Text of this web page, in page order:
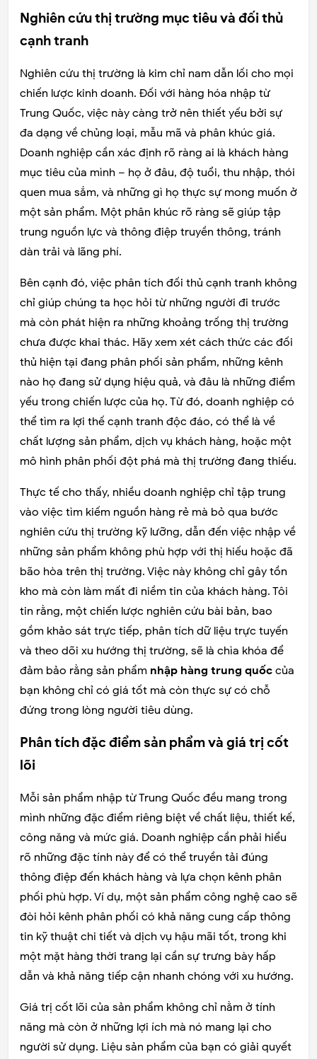
Nghiên cứu thị trường mục tiêu và đối thủ
cạnh tranh
Nghiên cứu thị trường là kim chỉ nam dẫn lối cho mọi
chiến lược kinh doanh. Đối với hàng hóa nhập từ
Trung Quốc, việc này càng trở nên thiết yếu bởi sự
đa dạng về chủng loại, mẫu mã và phân khúc giá.
Doanh nghiệp cần xác định rõ ràng ai là khách hàng
mục tiêu của mình – họ ở đâu, độ tuổi, thu nhập, thói
quen mua sắm, và những gì họ thực sự mong muốn ở
một sản phẩm. Một phân khúc rõ ràng sẽ giúp tập
trung nguồn lực và thông điệp truyền thông, tránh
dàn trải và lãng phí.
Bên cạnh đó, việc phân tích đối thủ cạnh tranh không
chỉ giúp chúng ta học hỏi từ những người đi trước
mà còn phát hiện ra những khoảng trống thị trường
chưa được khai thác. Hãy xem xét cách thức các đối
thủ hiện tại đang phân phối sản phẩm, những kênh
nào họ đang sử dụng hiệu quả, và đâu là những điểm
yếu trong chiến lược của họ. Từ đó, doanh nghiệp có
thể tìm ra lợi thế cạnh tranh độc đáo, có thể là về
chất lượng sản phẩm, dịch vụ khách hàng, hoặc một
mô hình phân phối đột phá mà thị trường đang thiếu.
Thực tế cho thấy, nhiều doanh nghiệp chỉ tập trung
vào việc tìm kiếm nguồn hàng rẻ mà bỏ qua bước
nghiên cứu thị trường kỹ lưỡng, dẫn đến việc nhập về
những sản phẩm không phù hợp với thị hiếu hoặc đã
bão hòa trên thị trường. Việc này không chỉ gây tồn
kho mà còn làm mất đi niềm tin của khách hàng. Tôi
tin rằng, một chiến lược nghiên cứu bài bản, bao
gồm khảo sát trực tiếp, phân tích dữ liệu trực tuyến
và theo dõi xu hướng thị trường, sẽ là chìa khóa để
đảm bảo rằng sản phẩm nhập hàng trung quốc của
bạn không chỉ có giá tốt mà còn thực sự có chỗ
đứng trong lòng người tiêu dùng.
Phân tích đặc điểm sản phẩm và giá trị cốt
lõi
Mỗi sản phẩm nhập từ Trung Quốc đều mang trong
mình những đặc điểm riêng biệt về chất liệu, thiết kế,
công năng và mức giá. Doanh nghiệp cần phải hiểu
rõ những đặc tính này để có thể truyền tải đúng
thông điệp đến khách hàng và lựa chọn kênh phân
phối phù hợp. Ví dụ, một sản phẩm công nghệ cao sẽ
đòi hỏi kênh phân phối có khả năng cung cấp thông
tin kỹ thuật chi tiết và dịch vụ hậu mãi tốt, trong khi
một mặt hàng thời trang lại cần sự trưng bày hấp
dẫn và khả năng tiếp cận nhanh chóng với xu hướng.
Giá trị cốt lõi của sản phẩm không chỉ nằm ở tính
năng mà còn ở những lợi ích mà nó mang lại cho
người sử dụng. Liệu sản phẩm của bạn có giải quyết